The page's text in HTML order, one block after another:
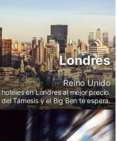
Londres
Reino Unido
en Londres al mejor precio.
Támesis y el Big Ben te espera.